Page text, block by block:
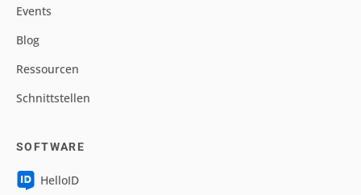
Events
Blog
Ressourcen
Schnittstellen
SOFTWARE
HelloID